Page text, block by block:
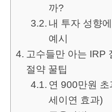
까?
내 투자 성향
예시
고수들만 아는 IRP
절약 꿀팁
연 900만원
세이연 효과)